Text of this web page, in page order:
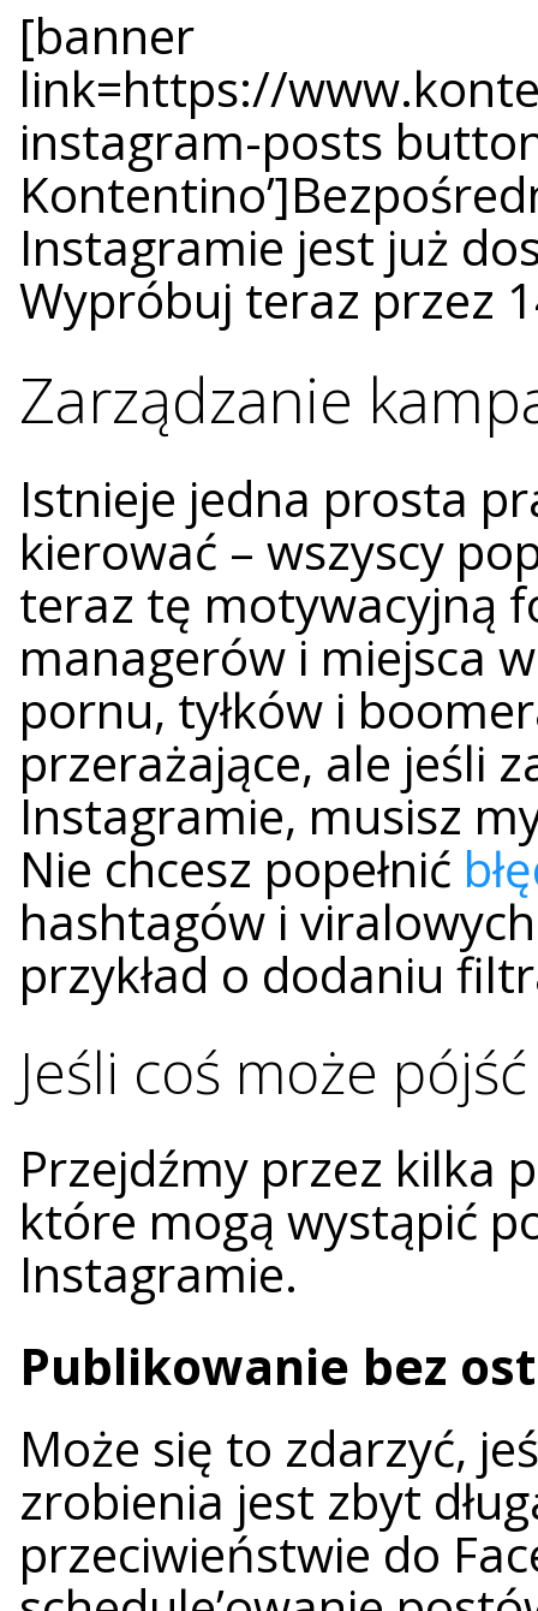
[banner
link=https://
instagram-posts
Instagramie jest już
Wypróbuj teraz przez
Zarządzanie
Istnieje jedna prosta
kierować – wszyscy
teraz tę motywacyjną
managerów i miejsca
pornu, tyłków i
przerażające, ale jeśli
Instagramie, musisz
Nie chcesz popełnić
hashtagów i
przykład o dodaniu
Jeśli coś może
Przejdźmy przez kilka
które mogą wystąpić
Instagramie.
Publikowanie bez
Może się to zdarzyć,
zrobienia jest zbyt
przeciwieństwie do